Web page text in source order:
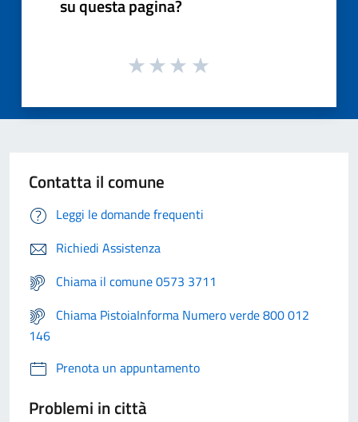
su questa pagina?
Contatta il comune
Leggi le domande frequenti
Richiedi Assistenza
Chiama il comune 0573 3711
Chiama PistoiaInforma Numero verde 800 012
146
Prenota un appuntamento
Problemi in città